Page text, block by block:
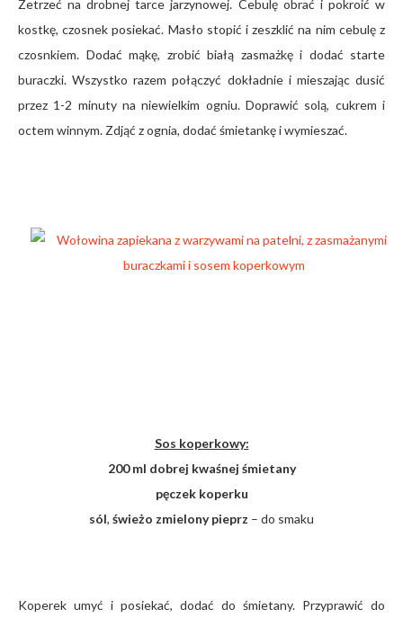
Zetrzeć na drobnej tarce jarzynowej. Cebulę obrać i pokroić w
kostkę, czosnek posiekać. Masło stopić i zeszklić na nim cebulę z
czosnkiem. Dodać mąkę, zrobić białą zasmażkę i dodać starte
buraczki. Wszystko razem połączyć dokładnie i mieszając dusić
przez 1-2 minuty na niewielkim ogniu. Doprawić solą, cukrem i
octem winnym. Zdjąć z ognia, dodać śmietankę i wymieszać.
Sos koperkowy:
200 ml dobrej kwaśnej śmietany
pęczek koperku
sól, świeżo zmielony pieprz – do smaku
Koperek umyć i posiekać, dodać do śmietany. Przyprawić do